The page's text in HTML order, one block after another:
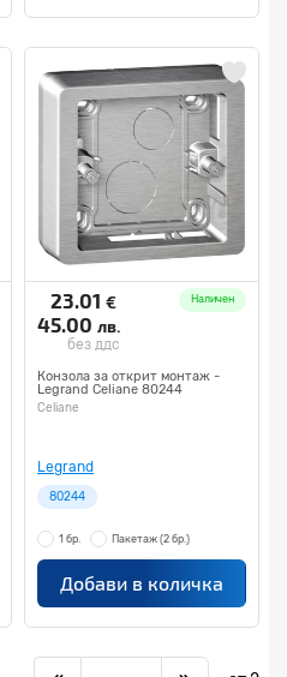
23.01 €
45.00 лв.
без ддс
Наличен
Конзола за открит монтаж -
Legrand Celiane 80244
Celiane
Legrand
80244
1 бр. Пакетаж (2 бр.)
Добави в количка